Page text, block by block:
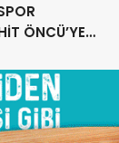
ÖNCÜ’YE